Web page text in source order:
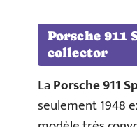
Porsche 911
collector
LaPorsche 911
seulement 1948